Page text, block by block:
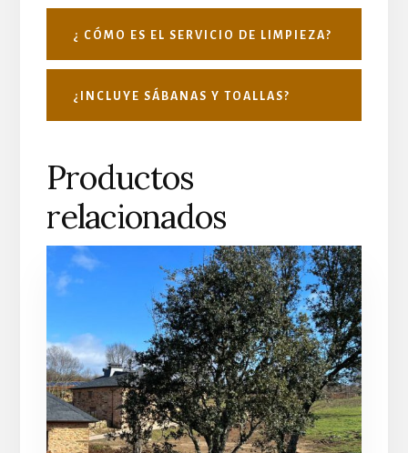
¿ CÓMO ES EL SERVICIO DE LIMPIEZA?
¿INCLUYE SÁBANAS Y TOALLAS?
Productos
relacionados